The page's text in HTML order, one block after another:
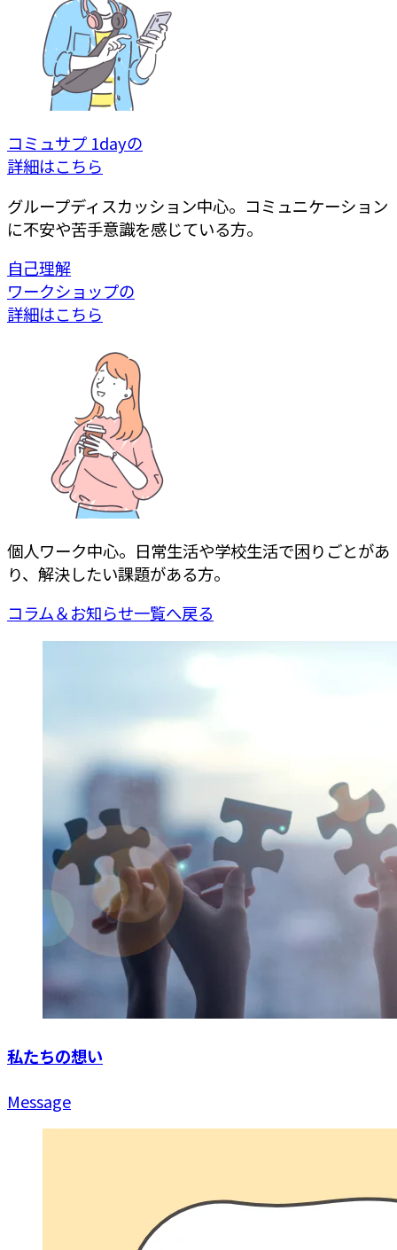
コミュサプ 1dayの
詳細はこちら
グループディスカッション中心。コミュニケーション
に不安や苦手意識を感じている方。
自己理解
ワークショップの
詳細はこちら
個人ワーク中心。日常生活や学校生活で困りごとがあ
り、 解決したい課題がある方。
コラム＆お知らせ一覧へ戻る
私たちの想い
Message